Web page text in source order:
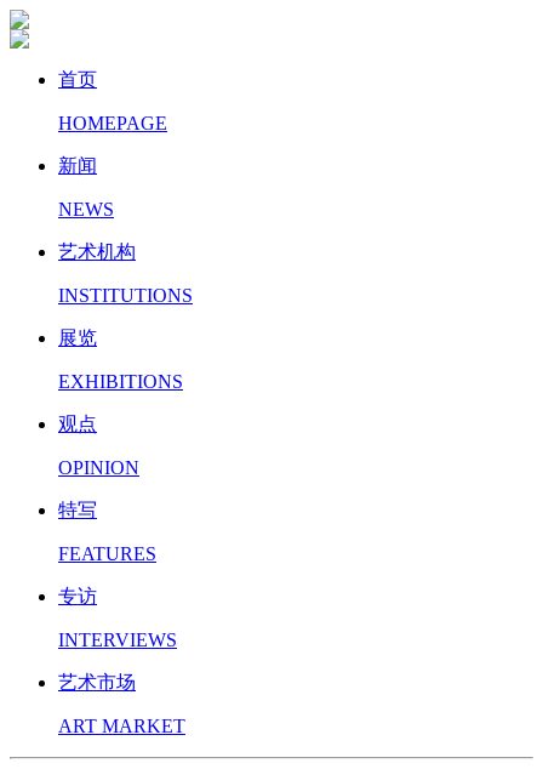
首页
HOMEPAGE
新闻
NEWS
艺术机构
INSTITUTIONS
展览
EXHIBITIONS
观点
OPINION
特写
FEATURES
专访
INTERVIEWS
艺术市场
ART MARKET